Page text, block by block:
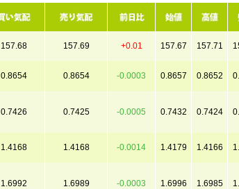
157.68 157.69 +0.01 157.67 157.71
0.8654 0.8654 -0.0003 0.8657 0.8652
0.7426 0.7425 -0.0005 0.7432 0.7424
1.4168 1.4168 -0.0014 1.4179 1.4166
1.6992 1.6989 -0.0003 1.6996 1.6985